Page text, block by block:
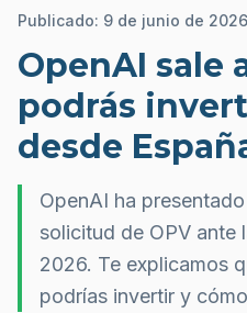
Publicado: 9 de junio de 2026
OpenAI sale
podrás
desde
OpenAI ha
solicitud de OPV ante
2026. Te explicamos
podrías invertir y